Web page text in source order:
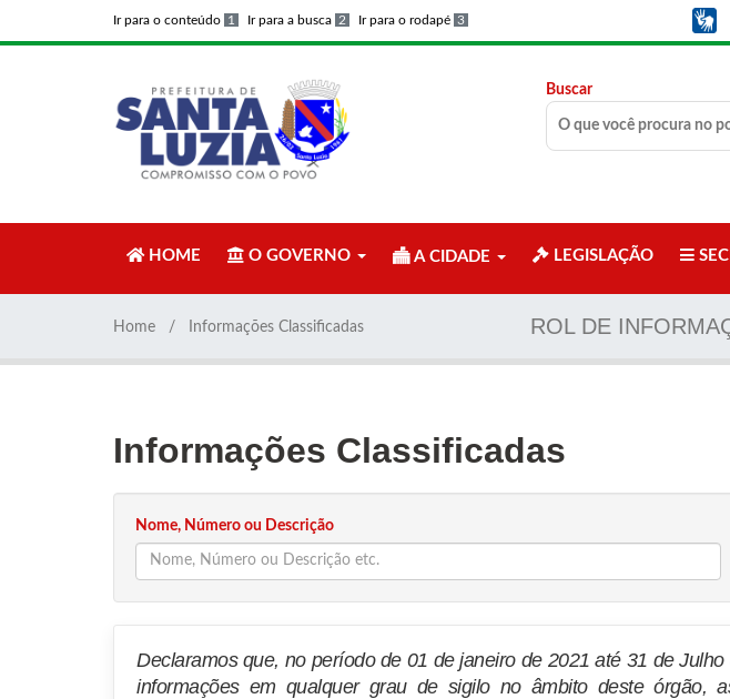
Ir para o conteúdo 1 Ir para a busca 2 Ir para o rodapé 3
Buscar
HOME O GOVERNO A CIDADE LEGISLAÇÃO
ROL DE
Home Informações Classificadas
Informações Classificadas
Nome, Número ou Descrição
Declaramos que, no período de 01 de janeiro de 2021 até 31 de
informações em qualquer grau de sigilo no âmbito deste órgão,